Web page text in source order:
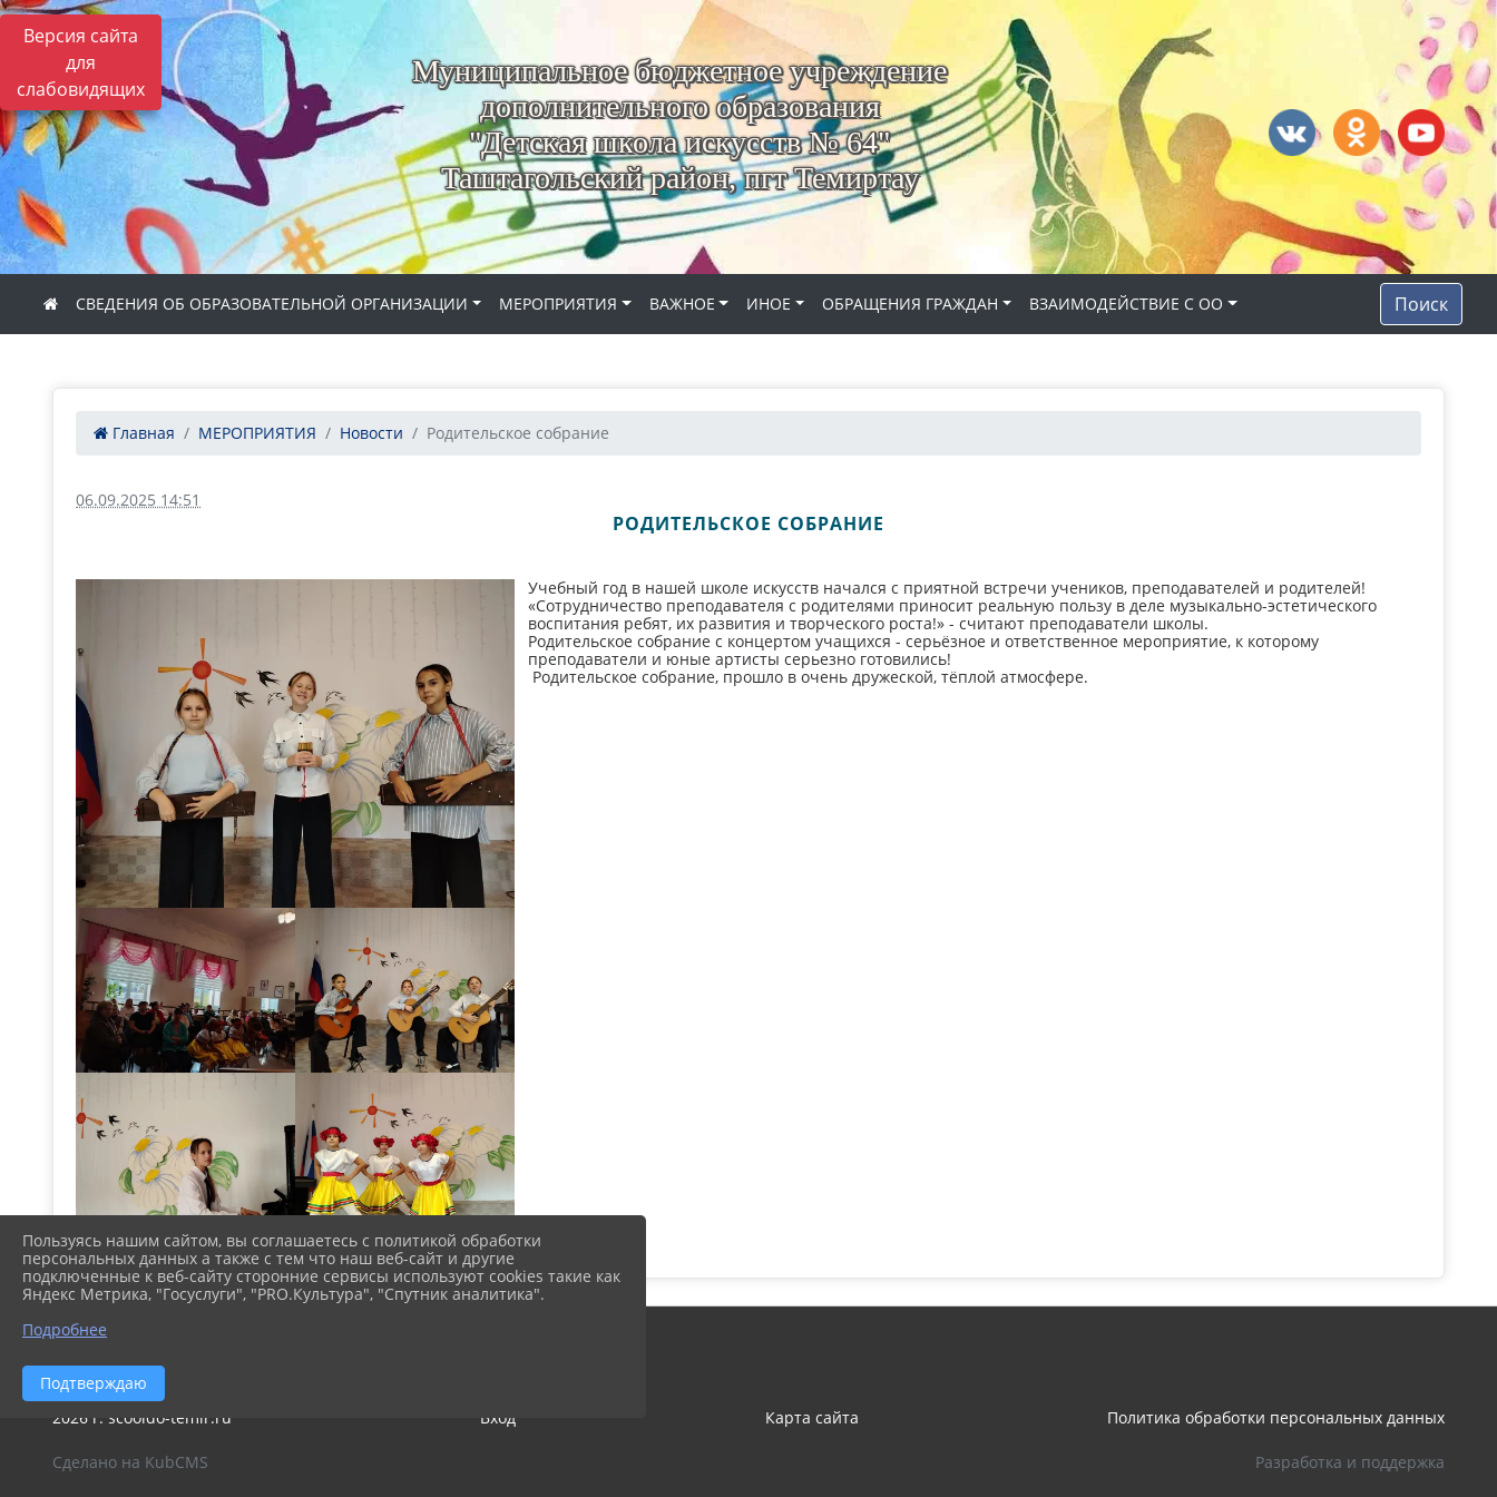
Версия сайта
для
слабовидящих
Муниципальное бюджетное учреждение
дополнительного образования
"Детская школа искусств № 64"
Таштагольский район, пгт Темиртау
СВЕДЕНИЯ ОБ ОБРАЗОВАТЕЛЬНОЙ ОРГАНИЗАЦИИ МЕРОПРИЯТИЯ ВАЖНОЕ ИНОЕ ОБРАЩЕНИЯ ГРАЖДАН ВЗАИМОДЕЙСТВИЕ С ОО Поиск
Главная МЕРОПРИЯТИЯ Новости Родительское собрание
06.09.2025 14:51
РОДИТЕЛЬСКОЕ СОБРАНИЕ
Учебный год в нашей школе искусств начался с приятной встречи учеников, преподавателей и родителей!
«Сотрудничество преподавателя с родителями приносит реальную пользу в деле музыкально-эстетического
воспитания ребят, их развития и творческого роста!» - считают преподаватели школы.
Родительское собрание с концертом учащихся - серьёзное и ответственное мероприятие, к которому
преподаватели и юные артисты серьезно готовились!
Родительское собрание, прошло в очень дружеской, тёплой атмосфере.
2026 г. scooldo-temir.ru Вход Карта сайта Политика обработки персональных данных
Сделано на KubCMS Разработка и поддержка
Пользуясь нашим сайтом, вы соглашаетесь с политикой обработки
персональных данных а также с тем что наш веб-сайт и другие
подключенные к веб-сайту сторонние сервисы используют cookies такие как
Яндекс Метрика, "Госуслуги", "PRO.Культура", "Спутник аналитика".
Подробнее
Подтверждаю